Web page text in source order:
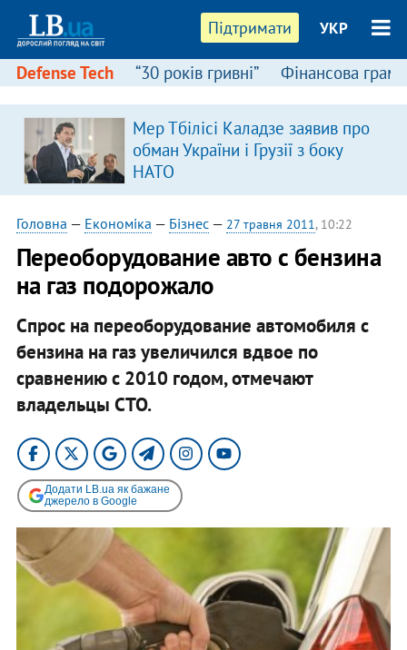
Підтримати УКР
Defense Tech “30 років гривні” Фінансова
Мер Тбілісі Каладзе заявив про
обман України і Грузії з боку
НАТО
Головна — Економіка — Бізнес— 27 травня 2011, 10:22
​Переоборудование авто с бензина
на газ подорожало
Спрос на переоборудование автомобиля с
бензина на газ увеличился вдвое по
сравнению с 2010 годом, отмечают
владельцы СТО.
Додати LB.ua як бажане
джерело в Google